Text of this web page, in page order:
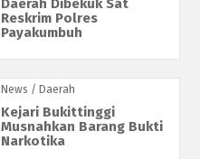
Daerah Dibekuk Sat
Reskrim Polres
Payakumbuh
News / Daerah
Kejari Bukittinggi
Musnahkan Barang Bukti
Narkotika